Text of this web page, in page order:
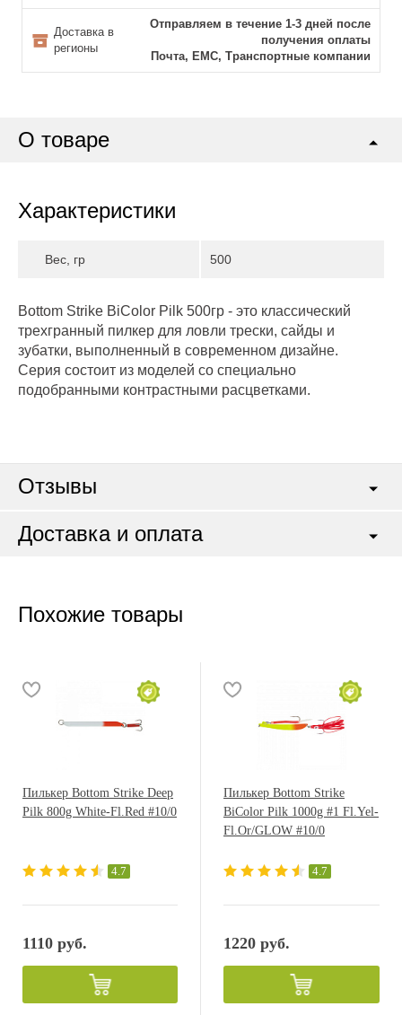
Доставка в
регионы
Отправляем в течение 1-3 дней после
получения оплаты
Почта, ЕМС, Транспортные компании
О товаре
Характеристики
Вес, гр 500
Bottom Strike BiColor Pilk 500гр - это классический
трехгранный пилкер для ловли трески, сайды и
зубатки, выполненный в современном дизайне.
Серия состоит из моделей со специально
подобранными контрастными расцветками.
Отзывы
Доставка и оплата
Похожие товары
Пилькер Bottom Strike Deep
Pilk 800g White-Fl.Red #10/0
4.7
1110 руб.
Пилькер Bottom Strike
BiColor Pilk 1000g #1 Fl.Yel-
Fl.Or/GLOW #10/0
4.7
1220 руб.